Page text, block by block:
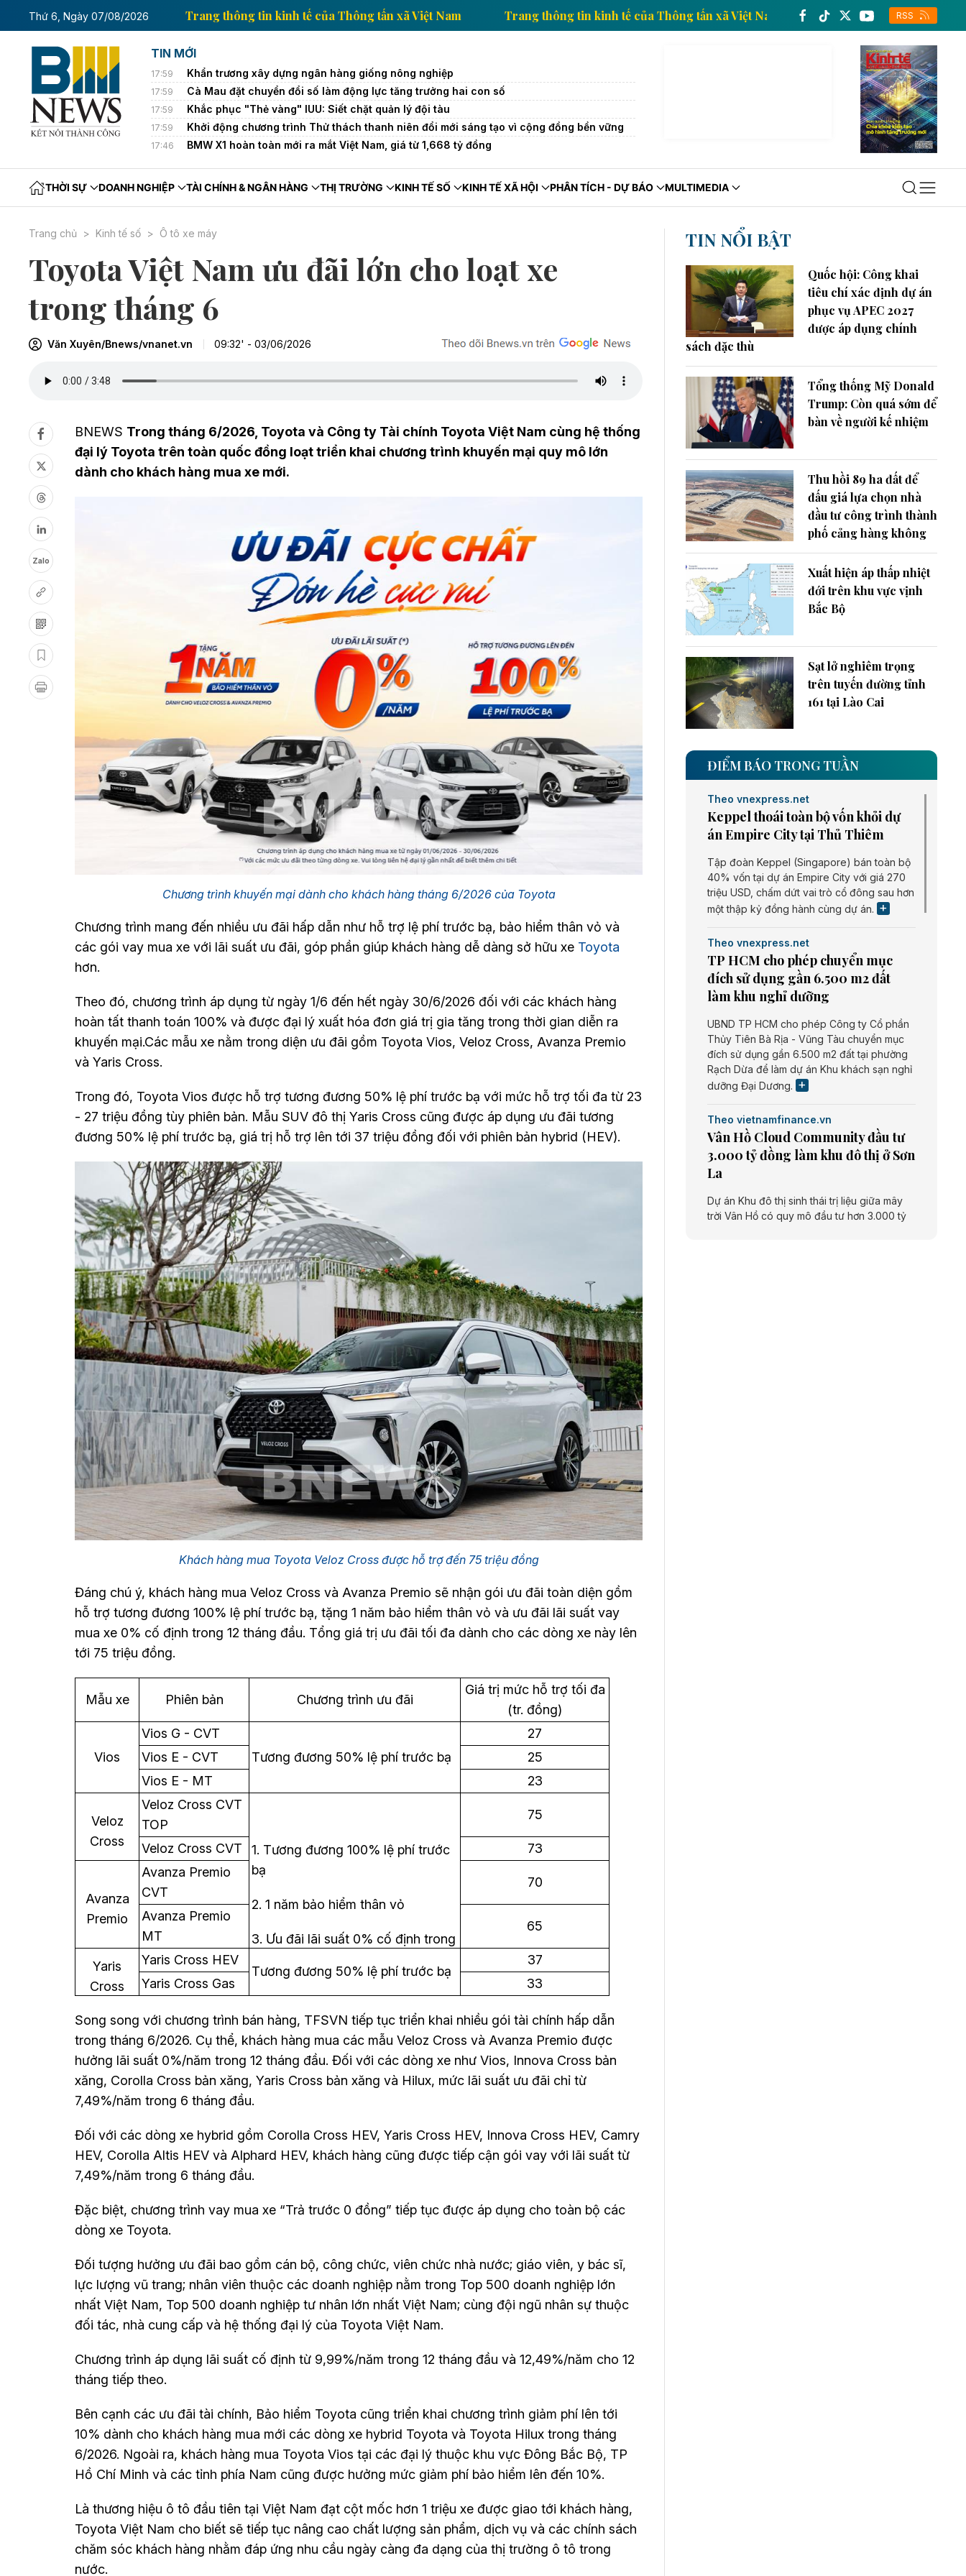
Thứ 6, Ngày 07/08/2026
kinh tế của Thông tấn xã Việt Nam Trang thông tin kinh tế của Thông tấn xã Việt Nam Trang thông tin kinh tế của Thông tấn xã Việt Nam Trang thông
RSS
TIN MỚI
17:59 Khẩn trương xây dựng ngân hàng giống nông nghiệp
17:59 Cà Mau đặt chuyển đổi số làm động lực tăng trưởng hai con số
17:59 Khắc phục "Thẻ vàng" IUU: Siết chặt quản lý đội tàu
17:59 Khởi động chương trình Thử thách thanh niên đổi mới sáng tạo vì cộng đồng bền vững
17:46 BMW X1 hoàn toàn mới ra mắt Việt Nam, giá từ 1,668 tỷ đồng
THỜI SỰ DOANH NGHIỆP TÀI CHÍNH & NGÂN HÀNG THỊ TRƯỜNG KINH TẾ SỐ KINH TẾ XÃ HỘI PHÂN TÍCH - DỰ BÁO MULTIMEDIA
Trang chủ Kinh tế số Ô tô xe máy
Toyota Việt Nam ưu đãi lớn cho loạt xe
trong tháng 6
Văn Xuyên/Bnews/vnanet.vn 09:32' - 03/06/2026
Zalo
BNEWS Trong tháng 6/2026, Toyota và Công ty Tài chính Toyota Việt Nam cùng hệ thống
đại lý Toyota trên toàn quốc đồng loạt triển khai chương trình khuyến mại quy mô lớn
dành cho khách hàng mua xe mới.
Chương trình khuyến mại dành cho khách hàng tháng 6/2026 của Toyota
Chương trình mang đến nhiều ưu đãi hấp dẫn như hỗ trợ lệ phí trước bạ, bảo hiểm thân vỏ và
các gói vay mua xe với lãi suất ưu đãi, góp phần giúp khách hàng dễ dàng sở hữu xe Toyota
hơn.
Theo đó, chương trình áp dụng từ ngày 1/6 đến hết ngày 30/6/2026 đối với các khách hàng
hoàn tất thanh toán 100% và được đại lý xuất hóa đơn giá trị gia tăng trong thời gian diễn ra
khuyến mại.Các mẫu xe nằm trong diện ưu đãi gồm Toyota Vios, Veloz Cross, Avanza Premio
và Yaris Cross.
Trong đó, Toyota Vios được hỗ trợ tương đương 50% lệ phí trước bạ với mức hỗ trợ tối đa từ 23
- 27 triệu đồng tùy phiên bản. Mẫu SUV đô thị Yaris Cross cũng được áp dụng ưu đãi tương
đương 50% lệ phí trước bạ, giá trị hỗ trợ lên tới 37 triệu đồng đối với phiên bản hybrid (HEV).
Khách hàng mua Toyota Veloz Cross được hỗ trợ đến 75 triệu đồng
Đáng chú ý, khách hàng mua Veloz Cross và Avanza Premio sẽ nhận gói ưu đãi toàn diện gồm
hỗ trợ tương đương 100% lệ phí trước bạ, tặng 1 năm bảo hiểm thân vỏ và ưu đãi lãi suất vay
mua xe 0% cố định trong 12 tháng đầu. Tổng giá trị ưu đãi tối đa dành cho các dòng xe này lên
tới 75 triệu đồng.
Mẫu xe Phiên bản Chương trình ưu đãi
Giá trị mức hỗ trợ tối đa
(tr. đồng)
Vios
Vios G - CVT
Tương đương 50% lệ phí trước bạ
27
Vios E - CVT
25
Vios E - MT
23
Veloz
Cross
Veloz Cross CVT
TOP
1. Tương đương 100% lệ phí trước
bạ
2. 1 năm bảo hiểm thân vỏ
3. Ưu đãi lãi suất 0% cố định trong
75
Veloz Cross CVT 73
Avanza
Premio
Avanza Premio
CVT
70
Avanza Premio
MT
65
Yaris
Cross
Yaris Cross HEV
Tương đương 50% lệ phí trước bạ
37
Yaris Cross Gas
33
Song song với chương trình bán hàng, TFSVN tiếp tục triển khai nhiều gói tài chính hấp dẫn
trong tháng 6/2026. Cụ thể, khách hàng mua các mẫu Veloz Cross và Avanza Premio được
hưởng lãi suất 0%/năm trong 12 tháng đầu. Đối với các dòng xe như Vios, Innova Cross bản
xăng, Corolla Cross bản xăng, Yaris Cross bản xăng và Hilux, mức lãi suất ưu đãi chỉ từ
7,49%/năm trong 6 tháng đầu.
Đối với các dòng xe hybrid gồm Corolla Cross HEV, Yaris Cross HEV, Innova Cross HEV, Camry
HEV, Corolla Altis HEV và Alphard HEV, khách hàng cũng được tiếp cận gói vay với lãi suất từ
7,49%/năm trong 6 tháng đầu.
Đặc biệt, chương trình vay mua xe “Trả trước 0 đồng” tiếp tục được áp dụng cho toàn bộ các
dòng xe Toyota.
Đối tượng hưởng ưu đãi bao gồm cán bộ, công chức, viên chức nhà nước; giáo viên, y bác sĩ,
lực lượng vũ trang; nhân viên thuộc các doanh nghiệp nằm trong Top 500 doanh nghiệp lớn
nhất Việt Nam, Top 500 doanh nghiệp tư nhân lớn nhất Việt Nam; cùng đội ngũ nhân sự thuộc
đối tác, nhà cung cấp và hệ thống đại lý của Toyota Việt Nam.
Chương trình áp dụng lãi suất cố định từ 9,99%/năm trong 12 tháng đầu và 12,49%/năm cho 12
tháng tiếp theo.
Bên cạnh các ưu đãi tài chính, Bảo hiểm Toyota cũng triển khai chương trình giảm phí lên tới
10% dành cho khách hàng mua mới các dòng xe hybrid Toyota và Toyota Hilux trong tháng
6/2026. Ngoài ra, khách hàng mua Toyota Vios tại các đại lý thuộc khu vực Đông Bắc Bộ, TP
Hồ Chí Minh và các tỉnh phía Nam cũng được hưởng mức giảm phí bảo hiểm lên đến 10%.
Là thương hiệu ô tô đầu tiên tại Việt Nam đạt cột mốc hơn 1 triệu xe được giao tới khách hàng,
Toyota Việt Nam cho biết sẽ tiếp tục nâng cao chất lượng sản phẩm, dịch vụ và các chính sách
chăm sóc khách hàng nhằm đáp ứng nhu cầu ngày càng đa dạng của thị trường ô tô trong
nước.
TIN NỔI BẬT
Quốc hội: Công khai
tiêu chí xác định dự án
phục vụ APEC 2027
được áp dụng chính
sách đặc thù
Tổng thống Mỹ Donald
Trump: Còn quá sớm để
bàn về người kế nhiệm
Thu hồi 89 ha đất để
đấu giá lựa chọn nhà
đầu tư công trình thành
phố cảng hàng không
Xuất hiện áp thấp nhiệt
đới trên khu vực vịnh
Bắc Bộ
Sạt lở nghiêm trọng
trên tuyến đường tỉnh
161 tại Lào Cai
ĐIỂM BÁO TRONG TUẦN
Theo vnexpress.net
Keppel thoái toàn bộ vốn khỏi dự
án Empire City tại Thủ Thiêm
Tập đoàn Keppel (Singapore) bán toàn bộ
40% vốn tại dự án Empire City với giá 270
triệu USD, chấm dứt vai trò cổ đông sau hơn
một thập kỷ đồng hành cùng dự án.
Theo vnexpress.net
TP HCM cho phép chuyển mục
đích sử dụng gần 6.500 m2 đất
làm khu nghỉ dưỡng
UBND TP HCM cho phép Công ty Cổ phần
Thủy Tiên Bà Rịa - Vũng Tàu chuyển mục
đích sử dụng gần 6.500 m2 đất tại phường
Rạch Dừa để làm dự án Khu khách sạn nghỉ
dưỡng Đại Dương.
Theo vietnamfinance.vn
Vân Hồ Cloud Community đầu tư
3.000 tỷ đồng làm khu đô thị ở Sơn
La
Dự án Khu đô thị sinh thái trị liệu giữa mây
trời Vân Hồ có quy mô đầu tư hơn 3.000 tỷ